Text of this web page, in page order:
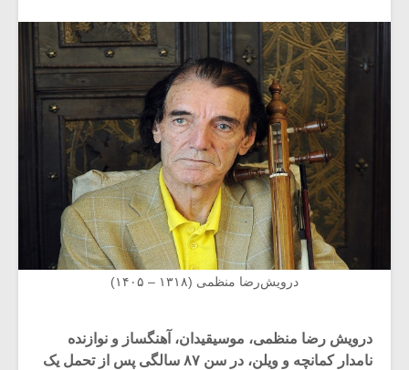
درویش‌رضا منظمی (۱۳۱۸ – ۱۴۰۵)
درویش رضا منظمی، موسیقیدان، آهنگساز و نوازنده
نامدار کمانچه و ویلن، در سن ۸۷ سالگی پس از تحمل یک